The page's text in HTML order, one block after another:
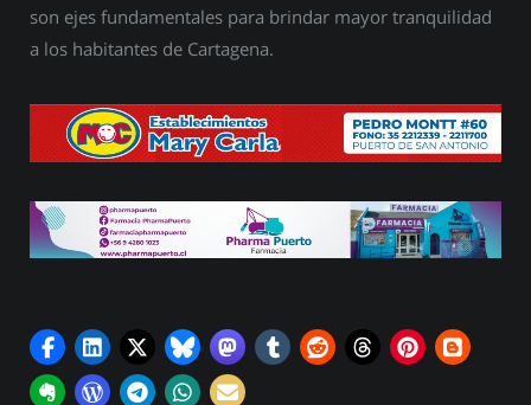
son ejes fundamentales para brindar mayor tranquilidad
a los habitantes de Cartagena.